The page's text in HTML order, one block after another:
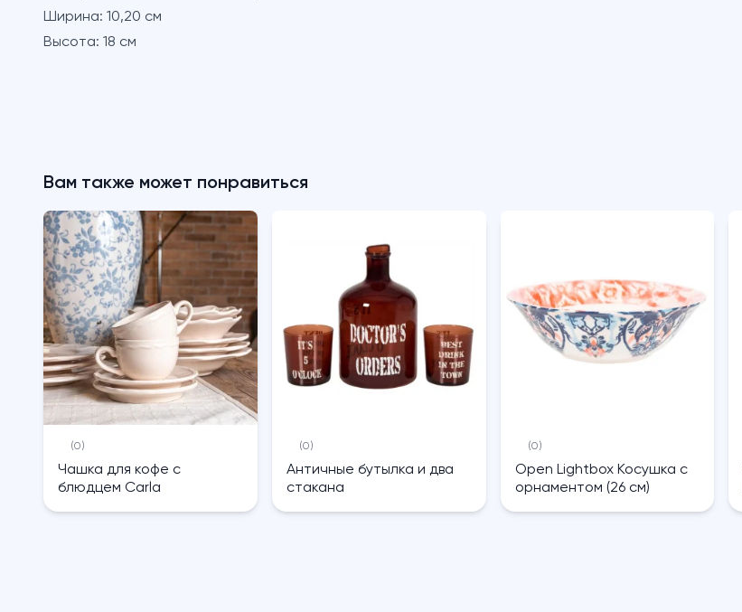
Ширина: 10,20 см
Высота: 18 см
Вам также может понравиться
(0)
Чашка для кофе с
блюдцем Carla
(0)
Античные бутылка и два
стакана
(0)
Open Lightbox Косушка с
орнаментом (26 см)